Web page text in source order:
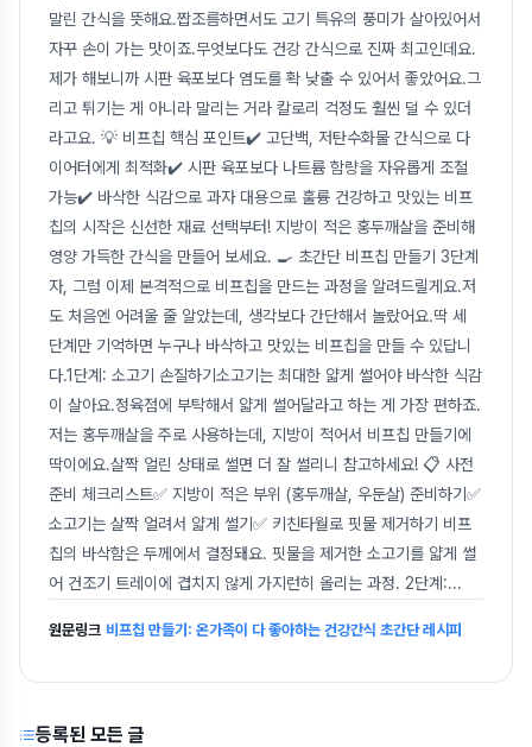
말린 간식을 뜻해요.짭조름하면서도 고기 특유의 풍미가 살아있어서
자꾸 손이 가는 맛이죠.무엇보다도 건강 간식으로 진짜 최고인데요.
제가 해보니까 시판 육포보다 염도를 확 낮출 수 있어서 좋았어요.그
리고 튀기는 게 아니라 말리는 거라 칼로리 걱정도 훨씬 덜 수 있더
라고요. 💡 비프칩 핵심 포인트✔️ 고단백, 저탄수화물 간식으로 다
이어터에게 최적화✔️ 시판 육포보다 나트륨 함량을 자유롭게 조절
가능✔️ 바삭한 식감으로 과자 대용으로 훌륭 건강하고 맛있는 비프
칩의 시작은 신선한 재료 선택부터! 지방이 적은 홍두깨살을 준비해
영양 가득한 간식을 만들어 보세요. 🍳 초간단 비프칩 만들기 3단계
자, 그럼 이제 본격적으로 비프칩을 만드는 과정을 알려드릴게요.저
도 처음엔 어려울 줄 알았는데, 생각보다 간단해서 놀랐어요.딱 세
단계만 기억하면 누구나 바삭하고 맛있는 비프칩을 만들 수 있답니
다.1단계: 소고기 손질하기소고기는 최대한 얇게 썰어야 바삭한 식감
이 살아요.정육점에 부탁해서 얇게 썰어달라고 하는 게 가장 편하죠.
저는 홍두깨살을 주로 사용하는데, 지방이 적어서 비프칩 만들기에
딱이에요.살짝 얼린 상태로 썰면 더 잘 썰리니 참고하세요! 📋 사전
준비 체크리스트✅ 지방이 적은 부위 (홍두깨살, 우둔살) 준비하기✅
소고기는 살짝 얼려서 얇게 썰기✅ 키친타월로 핏물 제거하기 비프
칩의 바삭함은 두께에서 결정돼요. 핏물을 제거한 소고기를 얇게 썰
어 건조기 트레이에 겹치지 않게 가지런히 올리는 과정. 2단계:...
원문링크 비프칩 만들기: 온가족이 다 좋아하는 건강간식 초간단 레시피
등록된 모든 글